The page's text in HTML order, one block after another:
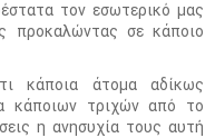
τον εσωτερικό μας
προκαλώντας σε κάποιο
κάποια άτομα αδίκως
κάποιων τριχών από το
η ανησυχία τους αυτή